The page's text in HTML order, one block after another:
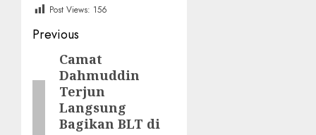
Post Views: 156
Post
navigation
Previous
Previous
post:
Camat
Dahmuddin
Terjun
Langsung
Bagikan BLT di